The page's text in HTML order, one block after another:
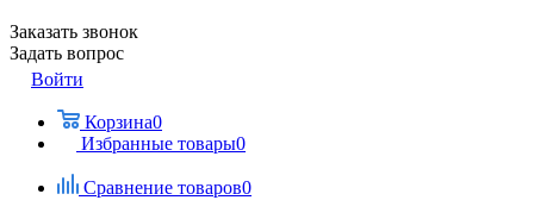
Заказать звонок
Задать вопрос
Войти
Корзина0
Избранные товары0
Сравнение товаров0